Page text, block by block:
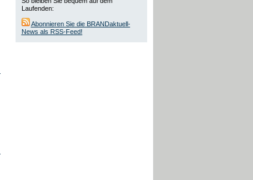
Laufenden:
Abonnieren Sie die BRANDaktuell-
News als RSS-Feed!